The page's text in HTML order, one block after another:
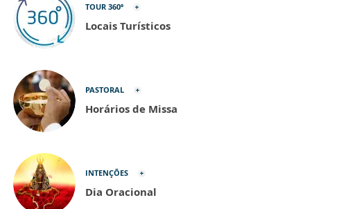
TOUR 360º
Locais Turísticos
PASTORAL
Horários de Missa
INTENÇÕES
Dia Oracional